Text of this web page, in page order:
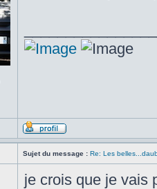
Sujet du message : Re: Les
je crois que je vais